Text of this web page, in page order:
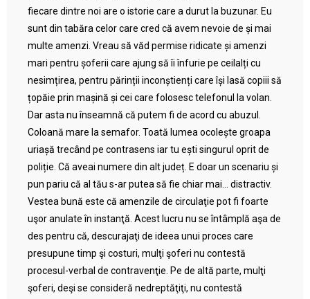
fiecare dintre noi are o istorie care a durut la buzunar. Eu
sunt din tabăra celor care cred că avem nevoie de și mai
multe amenzi. Vreau să văd permise ridicate și amenzi
mari pentru șoferii care ajung să îi înfurie pe ceilalți cu
nesimțirea, pentru părinții inconștienți care își lasă copiii să
țopăie prin mașină și cei care folosesc telefonul la volan.
Dar asta nu înseamnă că putem fi de acord cu abuzul.
Coloană mare la semafor. Toată lumea ocolește groapa
uriașă trecând pe contrasens iar tu ești singurul oprit de
poliție. Că aveai numere din alt județ. E doar un scenariu și
pun pariu că al tău s-ar putea să fie chiar mai… distractiv.
Vestea bună este că amenzile de circulaţie pot fi foarte
uşor anulate în instanţă. Acest lucru nu se întâmplă aşa de
des pentru că, descurajaţi de ideea unui proces care
presupune timp şi costuri, mulţi şoferi nu contestă
procesul-verbal de contravenţie. Pe de altă parte, mulţi
şoferi, deşi se consideră nedreptăţiţi, nu contestă